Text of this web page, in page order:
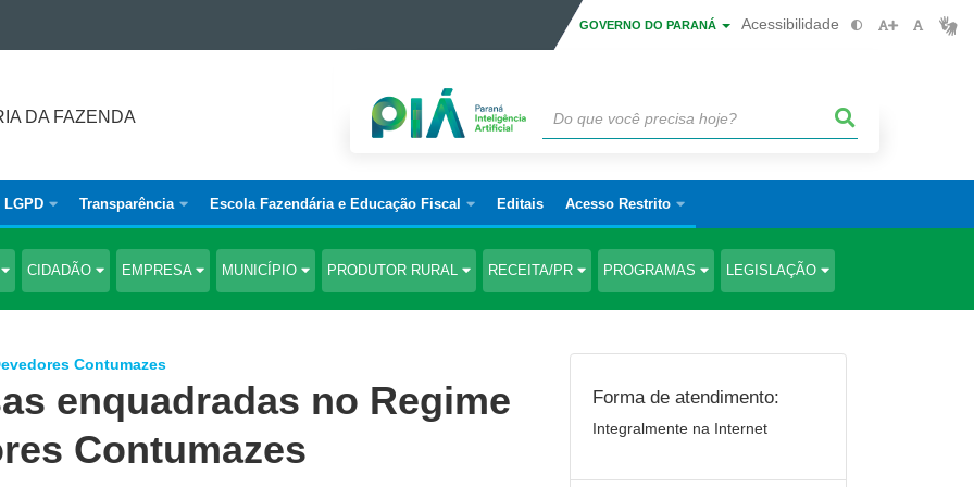
GOVERNO DO PARANÁ Acessibilidade
DA FAZENDA
LGPD Transparência Escola Fazendária e Educação Fiscal Editais Acesso Restrito
CIDADÃO EMPRESA MUNICÍPIO PRODUTOR RURAL RECEITA/PR PROGRAMAS LEGISLAÇÃO
Contumazes
enquadradas no Regime
Contumazes
Forma de atendimento:
Integralmente na Internet